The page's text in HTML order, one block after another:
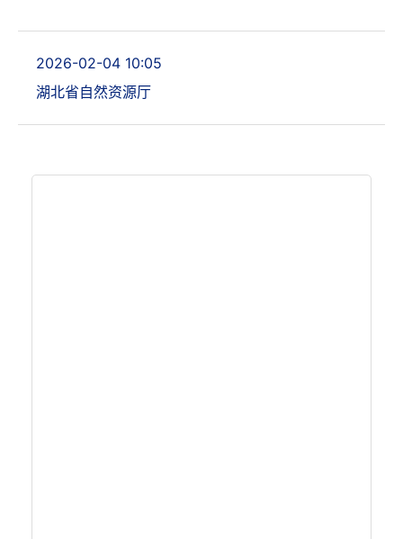
2026-02-04 10:05
湖北省自然资源厅